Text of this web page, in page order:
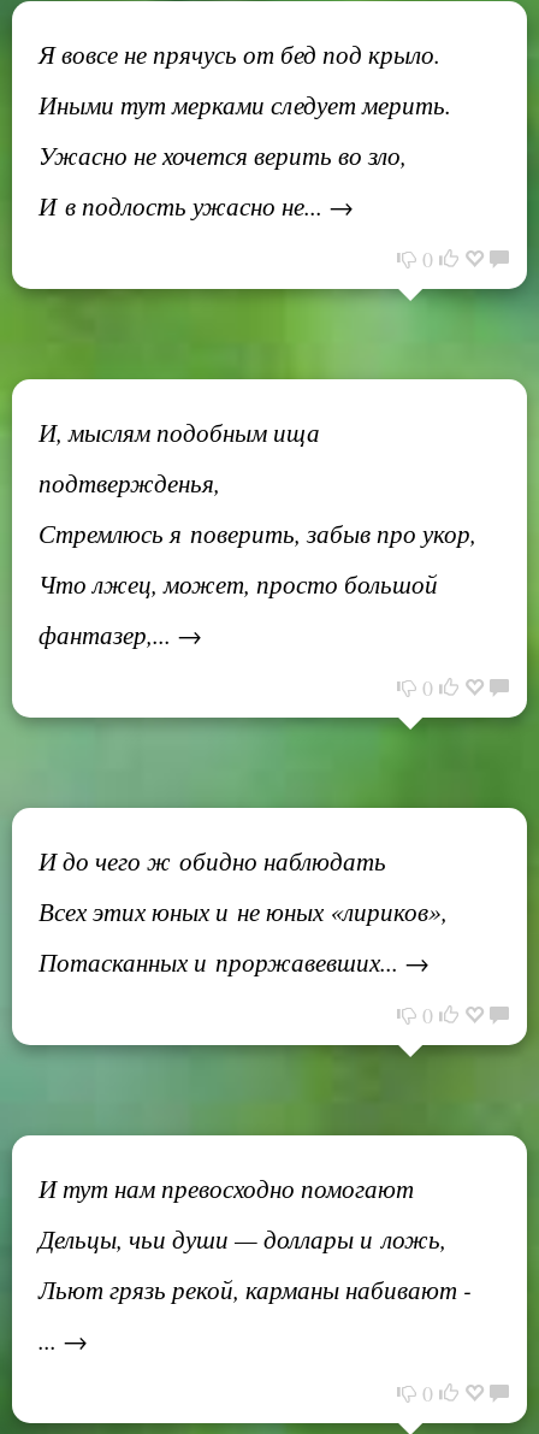
Я вовсе не прячусь от бед под крыло.
Иными тут мерками следует мерить.
Ужасно не хочется верить во зло,
И в подлость ужасно не... →
0
И, мыслям подобным ища
подтвержденья,
Стремлюсь я поверить, забыв про укор,
Что лжец, может, просто большой
фантазер,... →
0
И до чего ж обидно наблюдать
Всех этих юных и не юных «лириков»,
Потасканных и проржавевших... →
0
И тут нам превосходно помогают
Дельцы, чьи души — доллары и ложь,
Льют грязь рекой, карманы набивают -
... →
0